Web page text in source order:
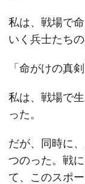
私は、戦場で
いく兵士たち
「命がけの真
私は、戦場で
った。
だが、同時に
つのった。戦
て、このスポ